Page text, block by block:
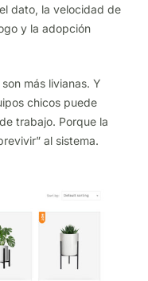
dato, la velocidad de
y la adopción
más livianas. Y
chicos puede
trabajo. Porque la
al sistema.